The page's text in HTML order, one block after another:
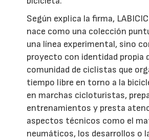
Según explica la firma,
nace como una colección
una línea experimental, sino
proyecto con identidad propia
comunidad de ciclistas que
tiempo libre en torno a la
en marchas cicloturistas,
entrenamientos y presta
aspectos técnicos como el
neumáticos, los desarrollos o